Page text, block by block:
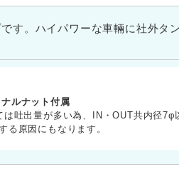
す。ハイパワーな車輛に社外タ
ルナット付属
は吐出量が多い為、IN・OUT共内径
る原因にもなります。